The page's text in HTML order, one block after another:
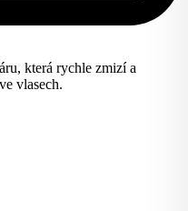
která rychle zmizí a
vlasech.